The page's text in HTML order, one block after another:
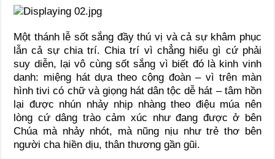
Một thánh lễ sốt sắng đầy thú vị và cả sự khâm phục
lẫn cả sự chia trí. Chia trí vì chẳng hiểu gì cứ phải
suy diễn, lại vô cùng sốt sắng vì biết đó là kinh vinh
danh: miệng hát dựa theo cộng đoàn – vì trên màn
hình tivi có chữ và giọng hát dân tộc dễ hát – tâm hồn
lại được nhún nhảy nhịp nhàng theo điệu múa nên
lòng cứ dâng trào cảm xúc như đang được ở bên
Chúa mà nhảy nhót, mà nũng nịu như trẻ thơ bên
người cha hiền dịu, thân thương gần gũi.